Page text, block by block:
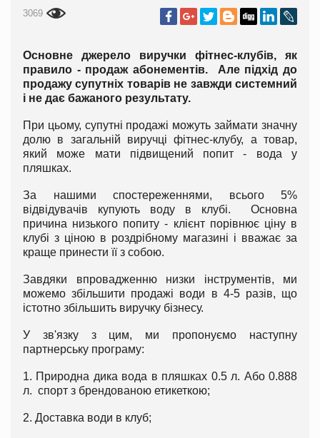
3069
Основне джерело виручки фітнес-клубів, як
правило - продаж абонементів. Але підхід до
продажу супутніх товарів не завжди системний
і не дає бажаного результату.
При цьому, супутні продажі можуть займати значну
долю в загальній виручці фітнес-клубу, а товар,
який може мати підвищений попит - вода у
пляшках.
За нашими спостереженнями, всього 5%
відвідувачів купують воду в клубі. Основна
причина низького попиту - клієнт порівнює ціну в
клубі з ціною в роздрібному магазині і вважає за
краще принести її з собою.
Завдяки впровадженню низки інструментів, ми
можемо збільшити продажі води в 4-5 разів, що
істотно збільшить виручку бізнесу.
У зв'язку з цим, ми пропонуємо наступну
партнерську програму:
1. Природна дика вода в пляшках 0.5 л. Або 0.888
л. спорт з брендованою етикеткою;
2. Доставка води в клуб;